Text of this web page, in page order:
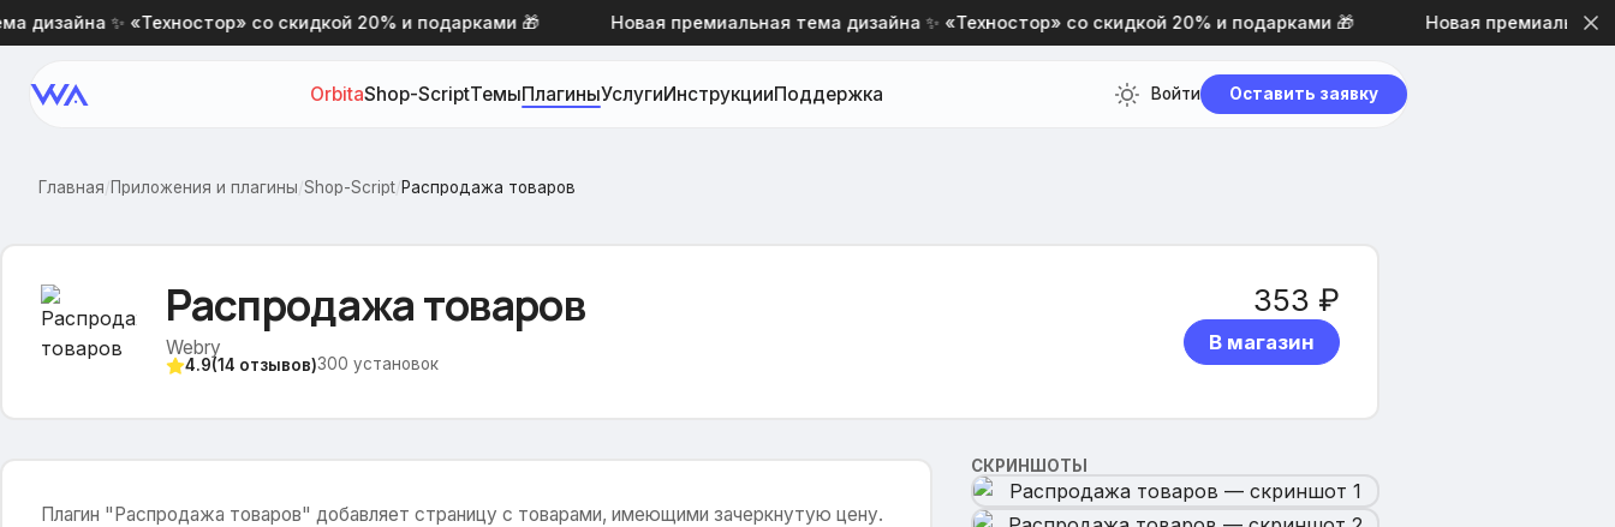
✨ «Техностор» со скидкой 20% и подарками 🎁 Новая премиальная тема дизайна ✨ «Техностор» со скидкой 20% и подарками 🎁 Новая премиальная
OrbitaShop-ScriptТемыПлагиныУслугиИнструкцииПоддержка Войти Оставить заявку
Главная/Приложения и плагины/Shop-Script/Распродажа товаров
Распродажа товаров
Webry
4.9(14 отзывов)300 установок
353 ₽
В магазин
Плагин "Распродажа товаров" добавляет страницу с товарами, имеющими зачеркнутую цену.
СКРИНШОТЫ